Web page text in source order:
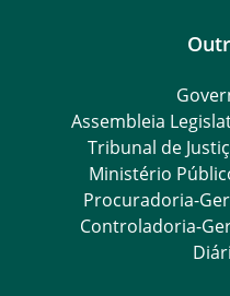
Assembleia
Tribunal de
Ministério
Procuradoria-
Controladoria-